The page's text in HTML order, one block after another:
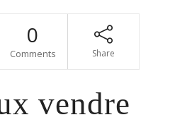
0
Comments Share
vendre